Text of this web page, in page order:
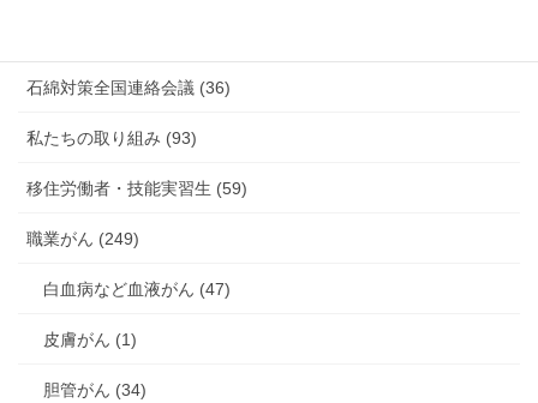
石綿対策全国連絡会議 (36)
私たちの取り組み (93)
移住労働者・技能実習生 (59)
職業がん (249)
白血病など血液がん (47)
皮膚がん (1)
胆管がん (34)